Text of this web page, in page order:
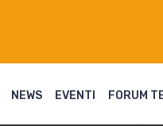
NEWS EVENTI FORUM